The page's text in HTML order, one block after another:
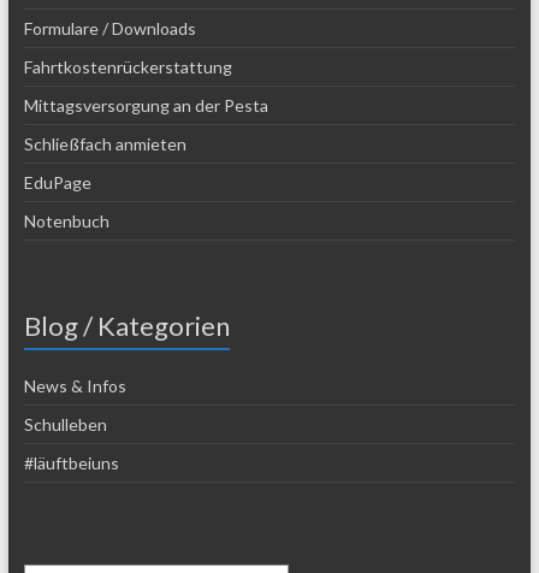
Formulare / Downloads
Fahrtkostenrückerstattung
Mittagsversorgung an der Pesta
Schließfach anmieten
EduPage
Notenbuch
Blog / Kategorien
News & Infos
Schulleben
#läuftbeiuns